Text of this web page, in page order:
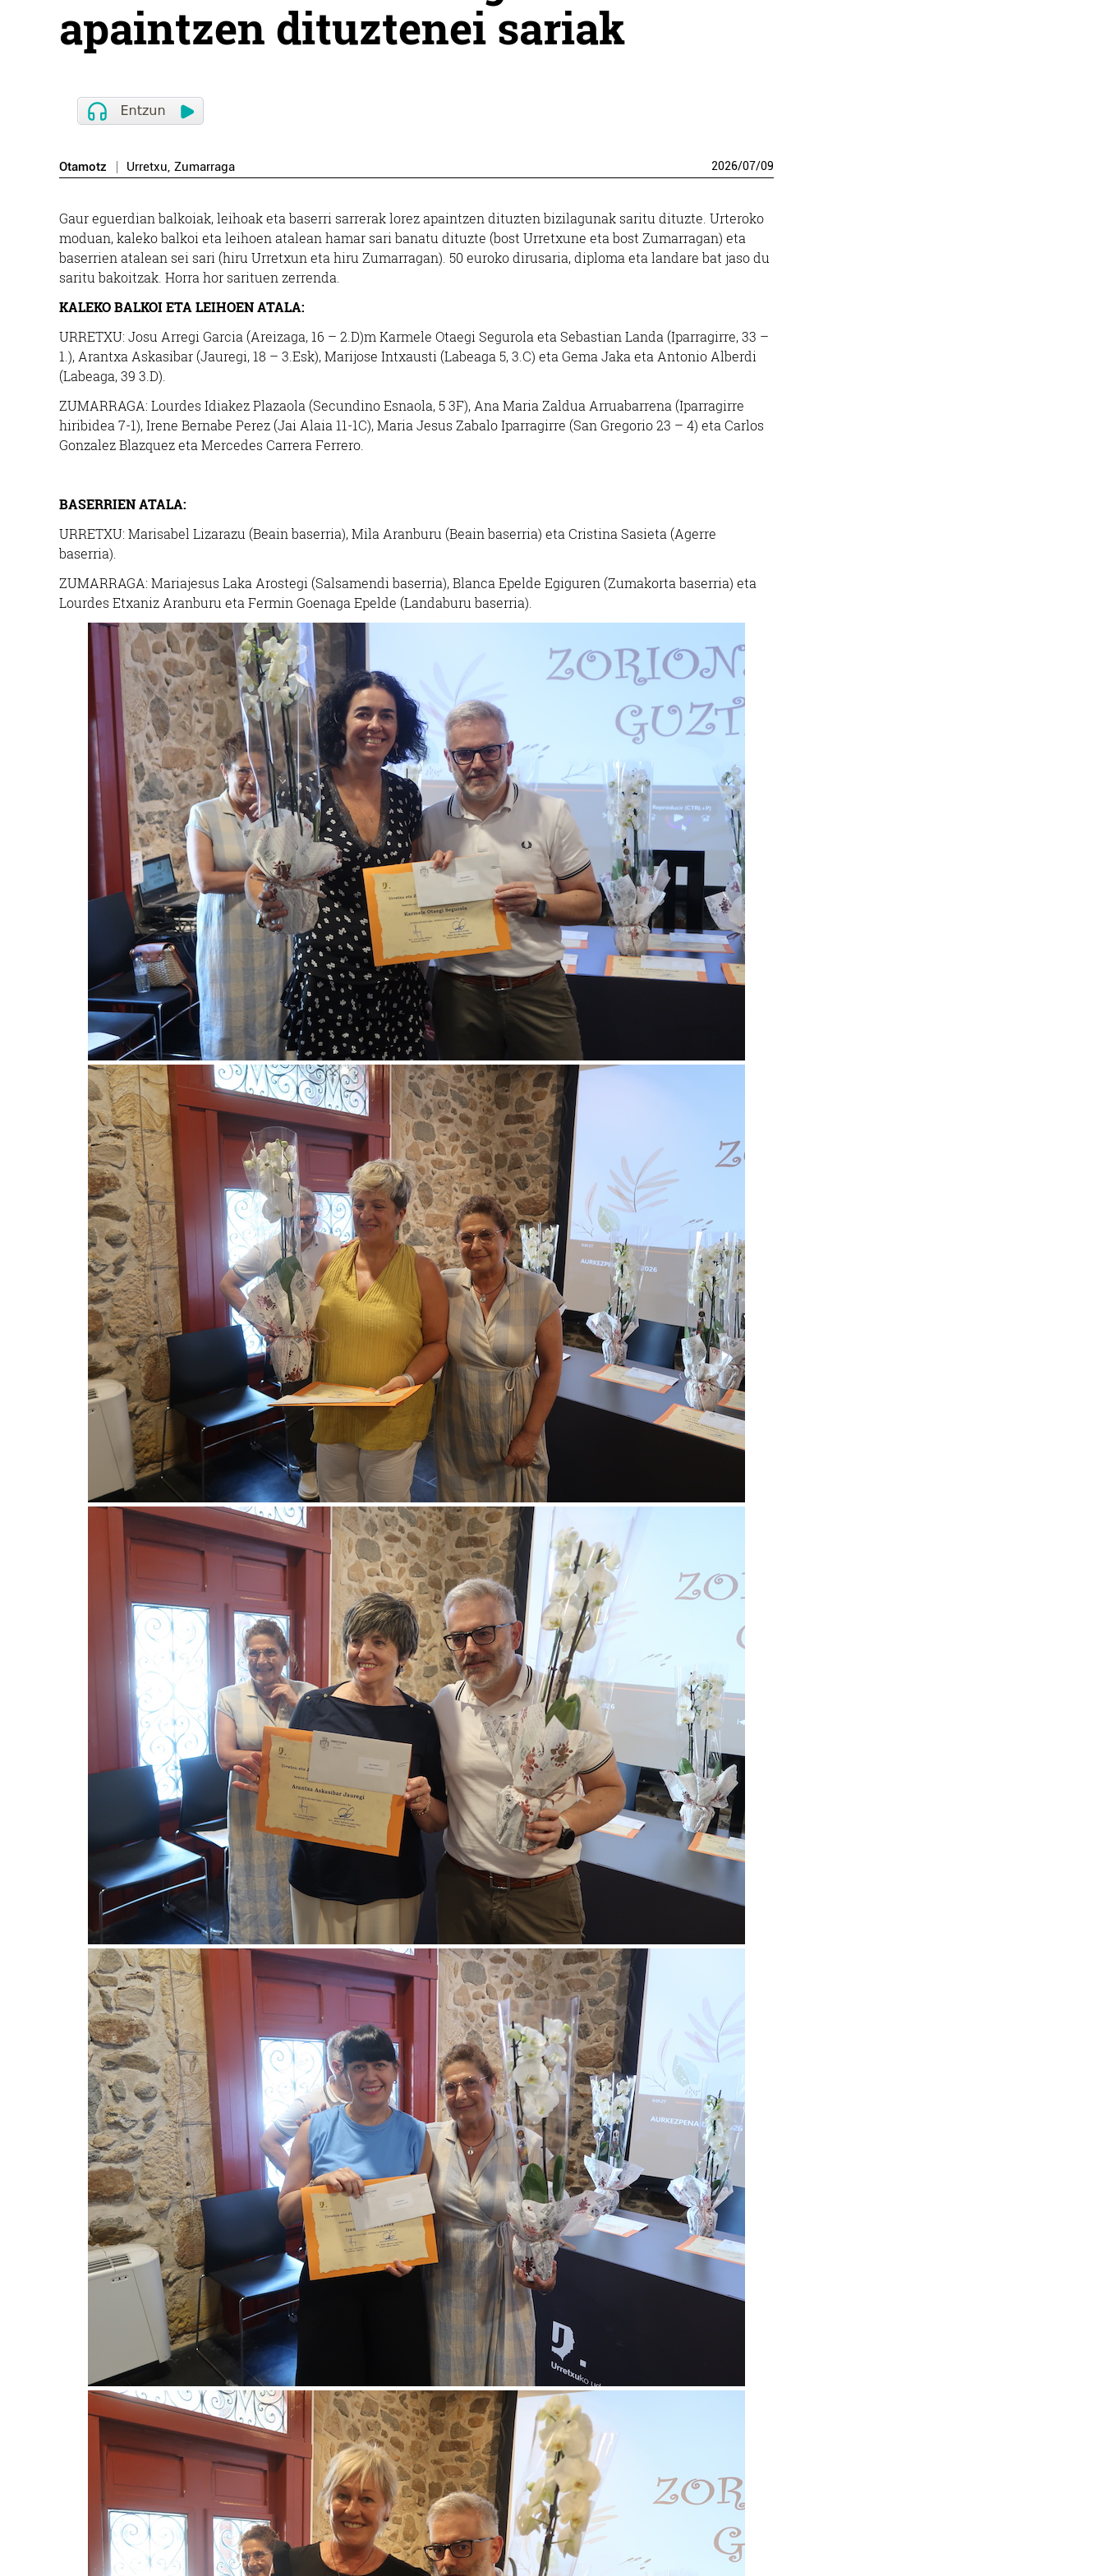
apaintzen dituztenei sariak
Otamotz Urretxu, Zumarraga 2026/07/09
Gaur eguerdian balkoiak, leihoak eta baserri sarrerak lorez apaintzen dituzten bizilagunak saritu dituzte. Urteroko
moduan, kaleko balkoi eta leihoen atalean hamar sari banatu dituzte (bost Urretxune eta bost Zumarragan) eta
baserrien atalean sei sari (hiru Urretxun eta hiru Zumarragan). 50 euroko dirusaria, diploma eta landare bat jaso du
saritu bakoitzak. Horra hor sarituen zerrenda.
KALEKO BALKOI ETA LEIHOEN ATALA:
URRETXU: Josu Arregi Garcia (Areizaga, 16 – 2.D)m Karmele Otaegi Segurola eta Sebastian Landa (Iparragirre, 33 –
1.), Arantxa Askasibar (Jauregi, 18 – 3.Esk), Marijose Intxausti (Labeaga 5, 3.C) eta Gema Jaka eta Antonio Alberdi
(Labeaga, 39 3.D).
ZUMARRAGA: Lourdes Idiakez Plazaola (Secundino Esnaola, 5 3F), Ana Maria Zaldua Arruabarrena (Iparragirre
hiribidea 7-1), Irene Bernabe Perez (Jai Alaia 11-1C), Maria Jesus Zabalo Iparragirre (San Gregorio 23 – 4) eta Carlos
Gonzalez Blazquez eta Mercedes Carrera Ferrero.
BASERRIEN ATALA:
URRETXU: Marisabel Lizarazu (Beain baserria), Mila Aranburu (Beain baserria) eta Cristina Sasieta (Agerre
baserria).
ZUMARRAGA: Mariajesus Laka Arostegi (Salsamendi baserria), Blanca Epelde Egiguren (Zumakorta baserria) eta
Lourdes Etxaniz Aranburu eta Fermin Goenaga Epelde (Landaburu baserria).